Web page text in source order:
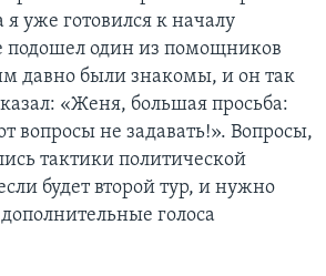
я уже готовился к началу
подошел один из помощников
давно были знакомы, и он так
«Женя, большая просьба:
вопросы не задавать!». Вопросы,
тактики политической
будет второй тур, и нужно
дополнительные голоса